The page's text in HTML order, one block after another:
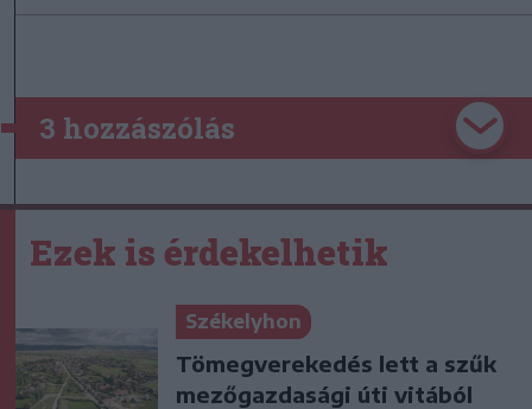
3 hozzászólás
Ezek is érdekelhetik
Székelyhon
Tömegverekedés lett a szűk
mezőgazdasági úti vitából